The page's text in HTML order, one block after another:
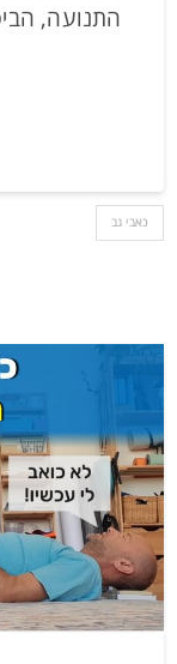
התנועה,
כאבי גב